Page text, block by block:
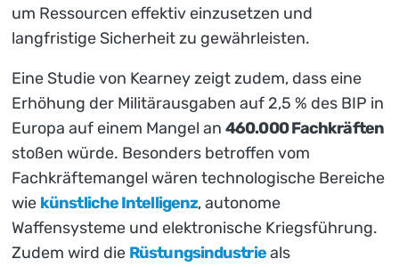
um Ressourcen effektiv einzusetzen und
langfristige Sicherheit zu gewährleisten.
Eine Studie von Kearney zeigt zudem, dass eine
Erhöhung der Militärausgaben auf 2,5 % des BIP in
Europa auf einem Mangel an 460.000 Fachkräften
stoßen würde. Besonders betroffen vom
Fachkräftemangel wären technologische Bereiche
wie künstliche Intelligenz, autonome
Waffensysteme und elektronische Kriegsführung.
Zudem wird die Rüstungsindustrieals